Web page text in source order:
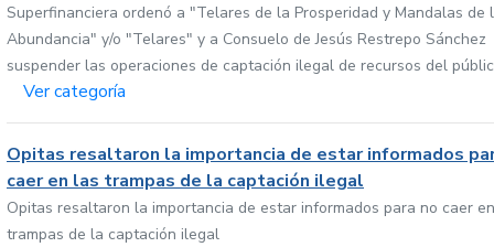
Superfinanciera ordenó a "Telares de la Prosperidad y Mandalas de
Abundancia" y/o "Telares" y a Consuelo de Jesús Restrepo Sánchez
suspender las operaciones de captación ilegal de recursos del
Ver categoría
Opitas resaltaron la importancia de estar informados
caer en las trampas de la captación ilegal
Opitas resaltaron la importancia de estar informados para no caer
trampas de la captación ilegal